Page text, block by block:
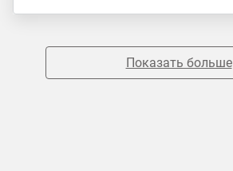
Показать больше